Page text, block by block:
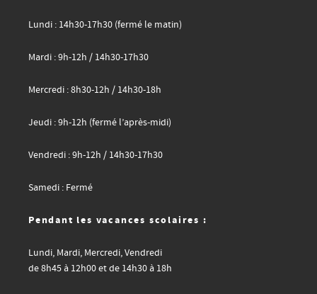
Lundi : 14h30-17h30 (fermé le matin)
Mardi : 9h-12h / 14h30-17h30
Mercredi : 8h30-12h / 14h30-18h
Jeudi : 9h-12h (fermé l’après-midi)
Vendredi : 9h-12h / 14h30-17h30
Samedi : Fermé
Pendant les vacances scolaires :
Lundi, Mardi, Mercredi, Vendredi
de 8h45 à 12h00 et de 14h30 à 18h